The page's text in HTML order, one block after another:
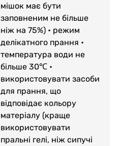
мішок має бути
заповненим не більше
ніж на 75%) • режим
делікатного прання •
температура води не
більше 30℃ •
використовувати засоби
для прання, що
відповідає кольору
матеріалу (краще
використовувати
пральні гелі, ніж сипучі